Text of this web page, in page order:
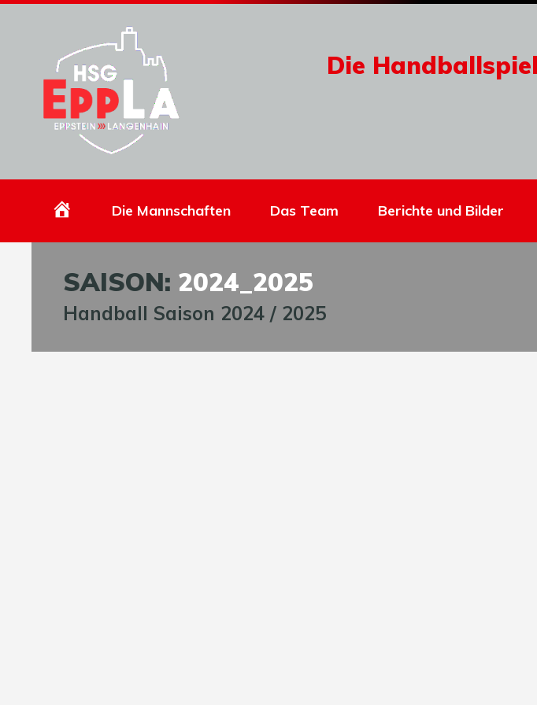
Die
HomepageDie Mannschaften Das Team Berichte und Bilder
SAISON: 2024_2025
Handball Saison 2024 / 2025